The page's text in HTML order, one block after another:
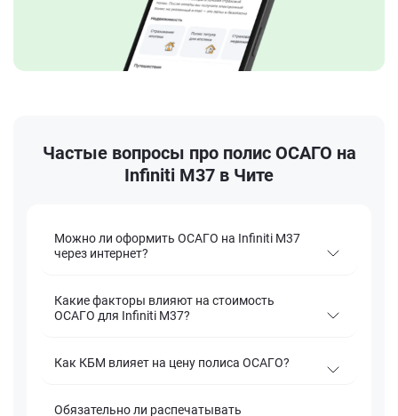
Частые вопросы про полис ОСАГО на
Infiniti M37 в Чите
Можно ли оформить ОСАГО на Infiniti M37
через интернет?
Какие факторы влияют на стоимость
ОСАГО для Infiniti M37?
Как КБМ влияет на цену полиса ОСАГО?
Обязательно ли распечатывать